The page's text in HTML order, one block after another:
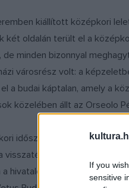
If you
sensitive
kiállított középkori
két oldalán terült el a
de minden bizonnyal
városrész volt: a
a budai káptalan, amely a
közelében állt az Orseolo
időszaknak a tatárjárás
visszatérő második
hivatalos iratok a